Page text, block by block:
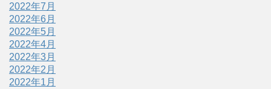
2022年7月
2022年6月
2022年5月
2022年4月
2022年3月
2022年2月
2022年1月